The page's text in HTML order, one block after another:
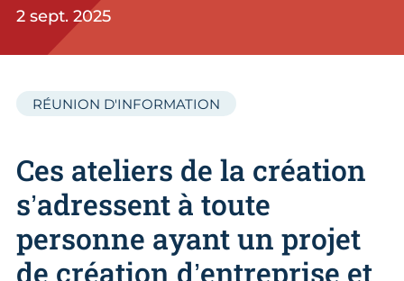
2 sept. 2025
RÉUNION D'INFORMATION
Ces ateliers de la création
s’adressent à toute
personne ayant un projet
de création d’entreprise et